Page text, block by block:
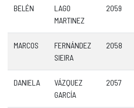
BELÉN
LAGO
MARTINEZ
2059
MARCOS
FERNÁNDEZ
SIEIRA
2058
DANIELA
VÁZQUEZ
GARCÍA
2057